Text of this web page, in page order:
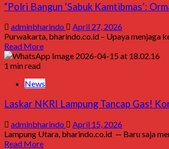
“Polri Bangun ‘Sabuk Kamtibmas’:
adminbharindo
April 27, 2026
Purwakarta, bharindo.co.id – Upaya menjaga
Read More
1 min read
News
Laskar NKRI Lampung Tancap Gas!
adminbharindo
April 15, 2026
Lampung Utara, bharindo.co.id — Baru saja
Read More